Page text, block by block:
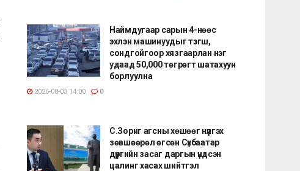
Наймдугаар сарын 4-нөөс
эхлэн машинуудыг тэгш,
сондгойгоор хязгаарлан нэг
удаад 50,000 төгрөгт шатахуун
борлуулна
2026-08-03 14:00 0
С.Зориг агсны хөшөөг нүүлгэх
зөвшөөрөл өгсөн Сүхбаатар
дүүргийн засаг даргын үндсэн
цалинг хасах шийтгэл